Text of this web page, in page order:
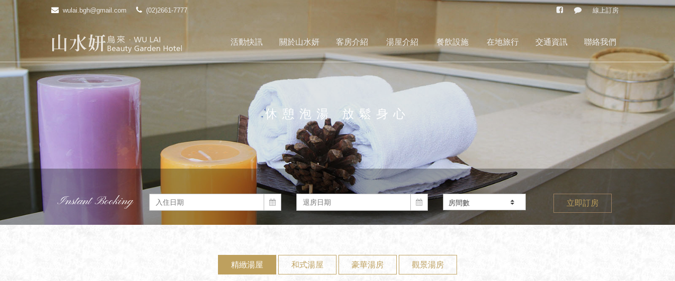
wulai.bgh@gmail.com (02)2661-7777 線上訂房
活動快訊 關於山水妍 客房介紹 湯屋介紹 餐飲設施 在地旅行 交通資訊 聯絡我們
>
Instant Booking 立即訂房
休憩泡湯 放鬆身心
精緻湯屋 和式湯屋 豪華湯房 觀景湯房